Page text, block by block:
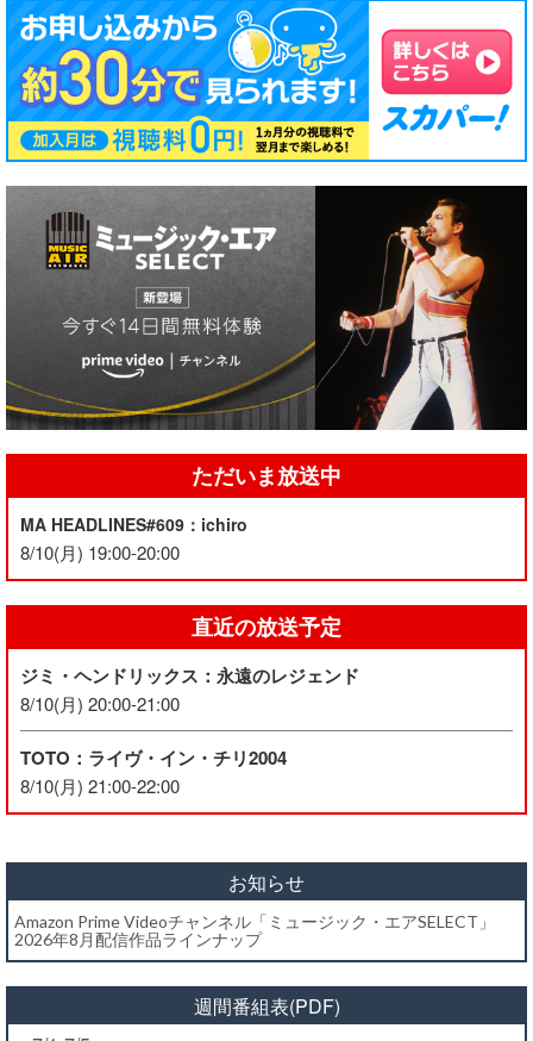
ただいま放送中
MA HEADLINES#609：ichiro
8/10(月) 19:00-20:00
直近の放送予定
ジミ・ヘンドリックス：永遠のレジェンド
8/10(月) 20:00-21:00
TOTO：ライヴ・イン・チリ2004
8/10(月) 21:00-22:00
お知らせ
Amazon Prime Videoチャンネル「ミュージック・エアSELECT」
2026年8月配信作品ラインナップ
週間番組表(PDF)